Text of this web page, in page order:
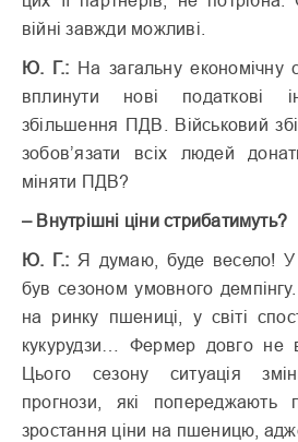
війні завжди можливі.
Ю. Г.: На загальну економічну
вплинути нові податкові
збільшення ПДВ. Військовий
зобов’язати всіх людей
міняти ПДВ?
– Внутрішні ціни стрибатимуть?
Ю. Г.: Я думаю, буде весело!
був сезоном умовного
на ринку пшениці, у світі
кукурудзи… Фермер довго не
Цього сезону ситуація
прогнози, які попереджають
зростання ціни на пшеницю,